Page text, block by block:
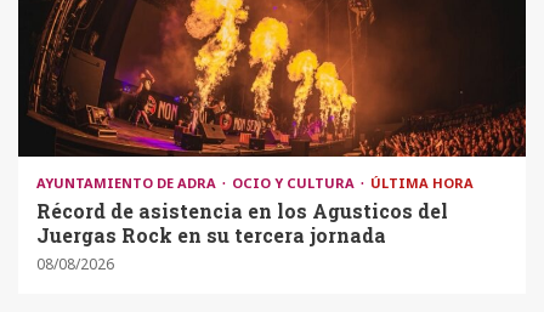
AYUNTAMIENTO DE ADRA OCIO Y CULTURA ÚLTIMA HORA
Récord de asistencia en los Agusticos del
Juergas Rock en su tercera jornada
08/08/2026